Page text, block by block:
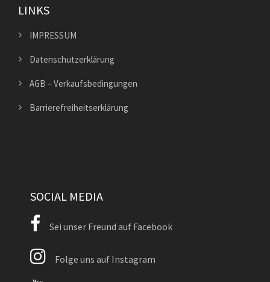
LINKS
IMPRESSUM
Datenschutzerklärung
AGB – Verkaufsbedingungen
Barrierefreiheitserklärung
SOCIAL MEDIA
Sei unser Freund auf Facebook
Folge uns auf Instagram